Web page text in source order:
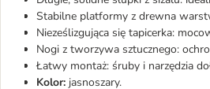
Stabilne platformy z drewna
Nieześlizgująca się tapicerka:
Nogi z tworzywa sztucznego:
Łatwy montaż: śruby i narzędzia
Kolor: jasnoszary.